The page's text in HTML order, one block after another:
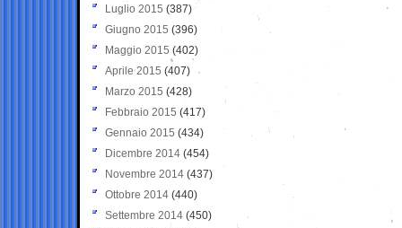
Luglio 2015 (387)
Giugno 2015 (396)
Maggio 2015 (402)
Aprile 2015 (407)
Marzo 2015 (428)
Febbraio 2015 (417)
Gennaio 2015 (434)
Dicembre 2014 (454)
Novembre 2014 (437)
Ottobre 2014 (440)
Settembre 2014 (450)